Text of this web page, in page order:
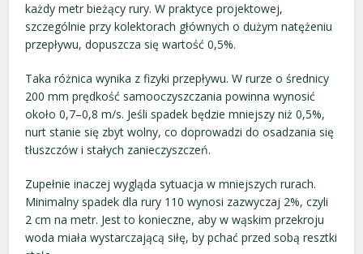
każdy metr bieżący rury. W praktyce projektowej,
szczególnie przy kolektorach głównych o dużym natężeniu
przepływu, dopuszcza się wartość 0,5%.
Taka różnica wynika z fizyki przepływu. W rurze o średnicy
200 mm prędkość samooczyszczania powinna wynosić
około 0,7–0,8 m/s. Jeśli spadek będzie mniejszy niż 0,5%,
nurt stanie się zbyt wolny, co doprowadzi do osadzania się
tłuszczów i stałych zanieczyszczeń.
Zupełnie inaczej wygląda sytuacja w mniejszych rurach.
Minimalny spadek dla rury 110 wynosi zazwyczaj 2%, czyli
2 cm na metr. Jest to konieczne, aby w wąskim przekroju
woda miała wystarczającą siłę, by pchać przed sobą resztki